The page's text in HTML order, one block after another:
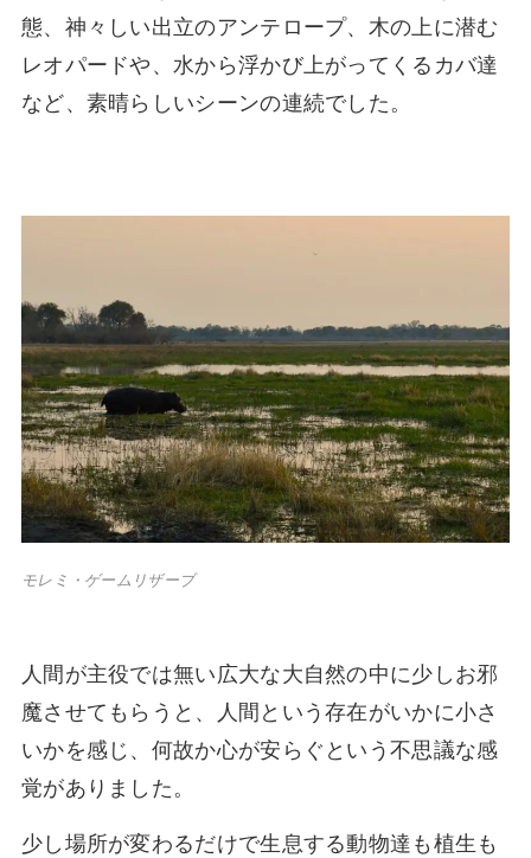
態、神々しい出立のアンテロープ、木の上に潜む
レオパードや、水から浮かび上がってくるカバ達
など、素晴らしいシーンの連続でした。
モレミ・ゲームリザーブ
人間が主役では無い広大な大自然の中に少しお邪
魔させてもらうと、人間という存在がいかに小さ
いかを感じ、何故か心が安らぐという不思議な感
覚がありました。
少し場所が変わるだけで生息する動物達も植生も